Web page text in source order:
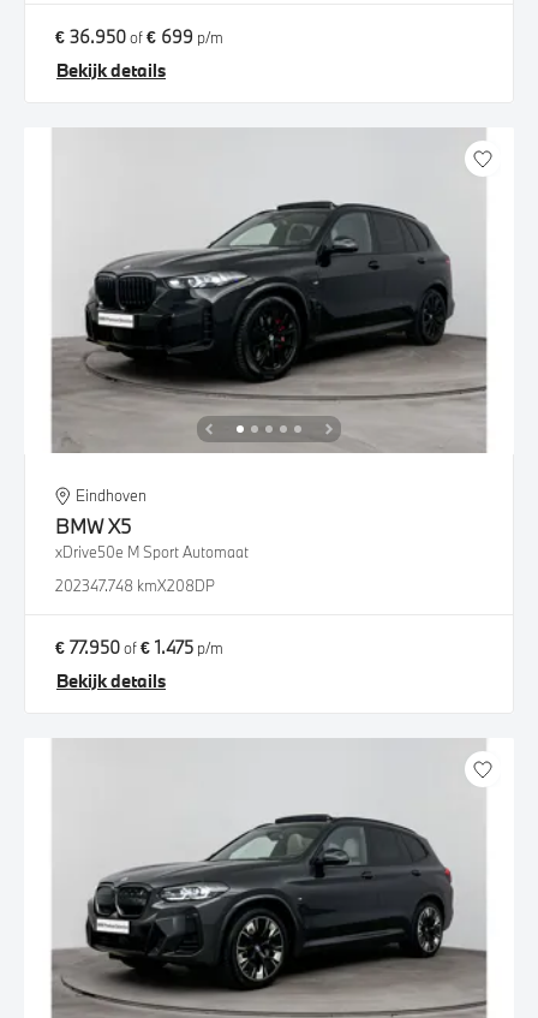
€ 36.950of€ 699 p/m
Bekijk details
Eindhoven
BMWX5
xDrive50e M Sport Automaat
202347.748 kmX208DP
€ 77.950of€ 1.475 p/m
Bekijk details